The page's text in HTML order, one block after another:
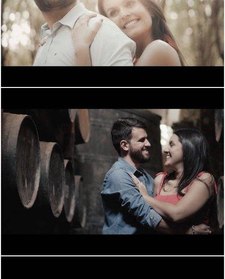
2414 0
1212 0